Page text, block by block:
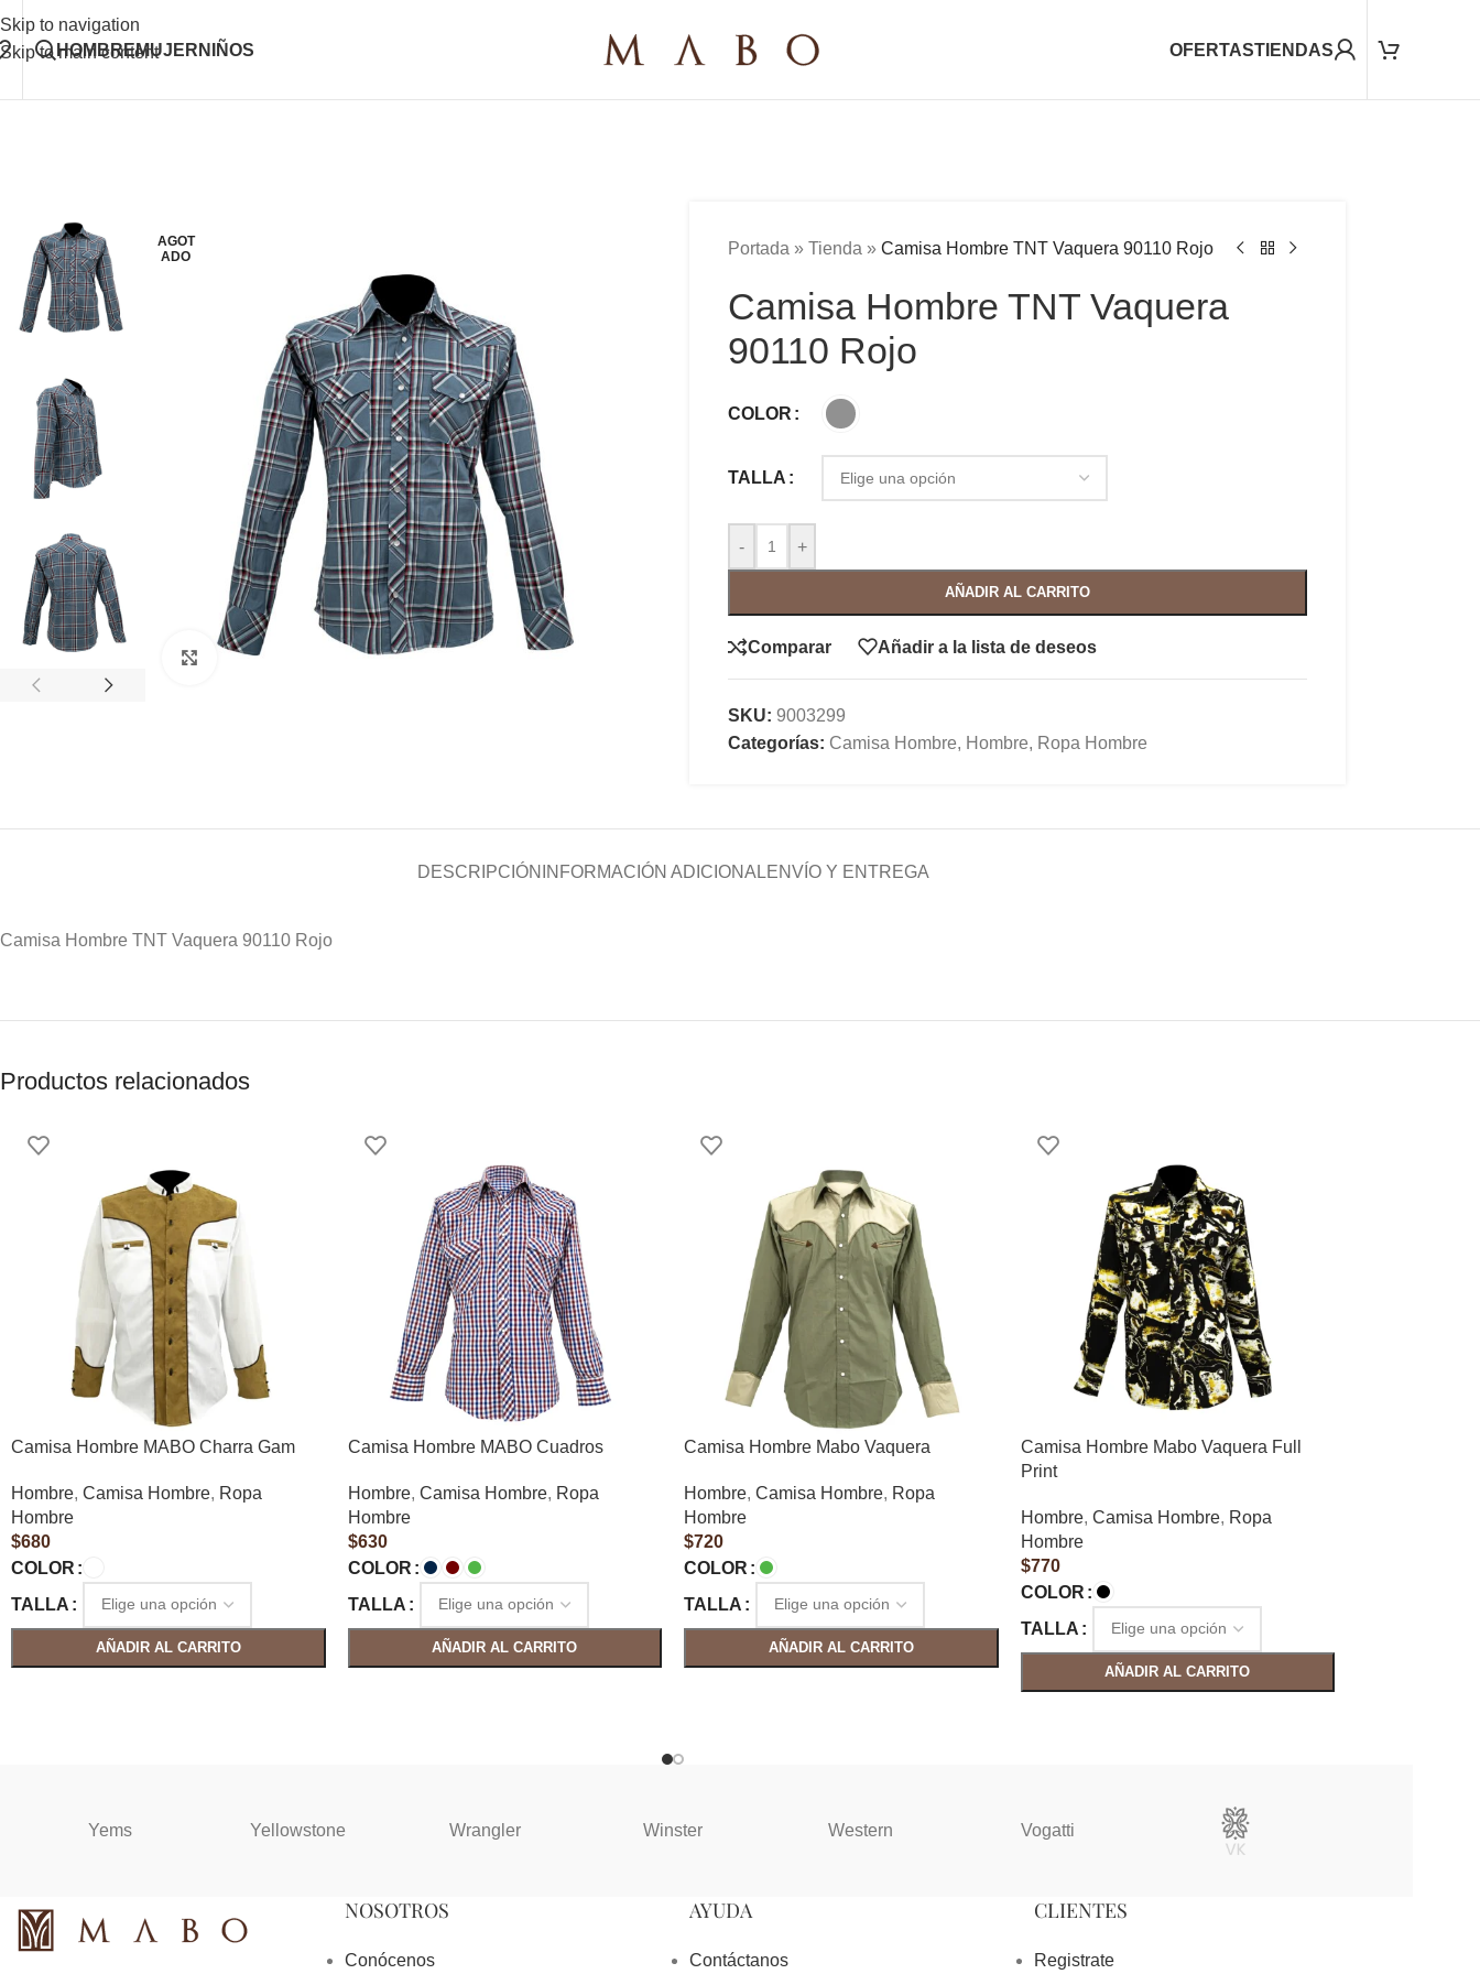
Skip to navigation
Skip to main content
HOMBREMUJER NIÑOS OFERTASTIENDAS
AGOT
ADO
Clic para ampliar
Portada » Tienda » Camisa Hombre TNT Vaquera 90110 Rojo
Camisa Hombre TNT Vaquera
90110 Rojo
COLOR
TALLA
- +
AÑADIR AL CARRITO
Comparar Añadir a la lista de deseos
SKU: 9003299
Categorías: Camisa Hombre, Hombre, Ropa Hombre
DESCRIPCIÓN INFORMACIÓN ADICIONALENVÍO Y ENTREGA
Camisa Hombre TNT Vaquera 90110 Rojo
Productos relacionados
Camisa Hombre MABO Charra Gam
Hombre, Camisa Hombre, Ropa
Hombre
$680
COLOR
TALLA
AÑADIR AL CARRITO
Camisa Hombre MABO Cuadros
Hombre, Camisa Hombre, Ropa
Hombre
$630
COLOR
TALLA
AÑADIR AL CARRITO
Camisa Hombre Mabo Vaquera
Hombre, Camisa Hombre, Ropa
Hombre
$720
COLOR
TALLA
AÑADIR AL CARRITO
Camisa Hombre Mabo Vaquera Full
Print
Hombre, Camisa Hombre, Ropa
Hombre
$770
COLOR
TALLA
AÑADIR AL CARRITO
Yems Yellowstone Wrangler Winster Western Vogatti
NOSOTROS
Conócenos
AYUDA
Contáctanos
CLIENTES
Registrate